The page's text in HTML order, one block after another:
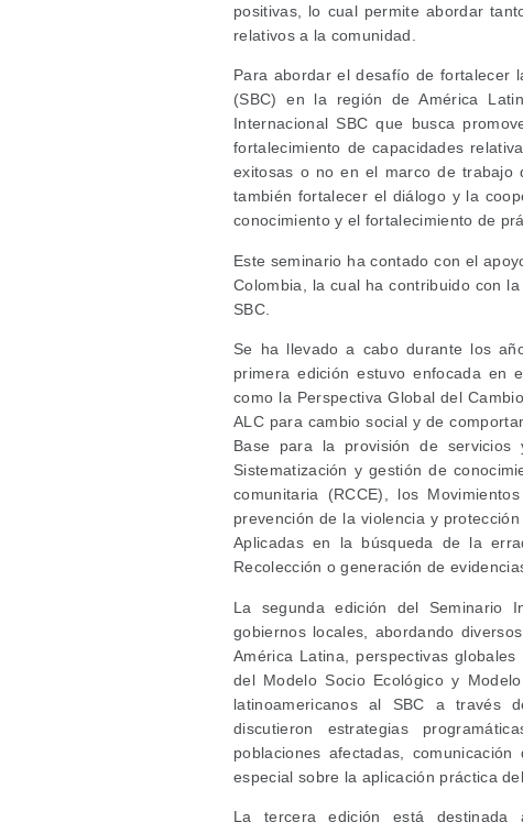
positivas, lo cual permite abordar
relativos a la comunidad.
Para abordar el desafío de fortalecer
(SBC) en la región de América
Internacional SBC que busca
fortalecimiento de capacidades
exitosas o no en el marco de trabajo
también fortalecer el diálogo y la
conocimiento y el fortalecimiento de
Este seminario ha contado con el
Colombia, la cual ha contribuido con
SBC.
Se ha llevado a cabo durante los
primera edición estuvo enfocada en
como la Perspectiva Global del
ALC para cambio social y de
Base para la provisión de
Sistematización y gestión de
comunitaria (RCCE), los
prevención de la violencia y
Aplicadas en la búsqueda de la
Recolección o generación de
La segunda edición del Seminario
gobiernos locales, abordando
América Latina, perspectivas
del Modelo Socio Ecológico y
latinoamericanos al SBC a través
discutieron estrategias
poblaciones afectadas,
especial sobre la aplicación práctica
La tercera edición está destinada